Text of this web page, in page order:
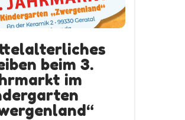
beim 3.
im